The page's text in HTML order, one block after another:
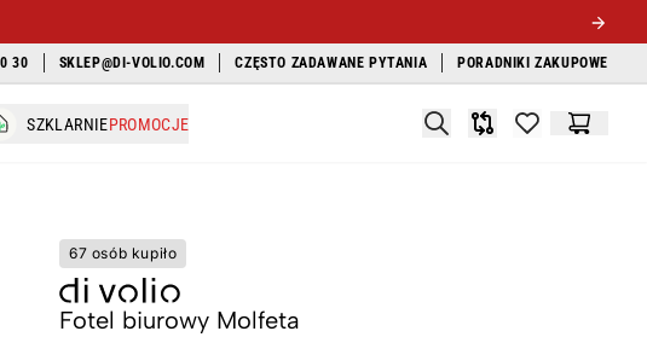
30 SKLEP@DI-VOLIO.COM CZĘSTO ZADAWANE PYTANIA PORADNIKI ZAKUPOWE
SZKLARNIEPROMOCJE SearchPorównywarka
items inKoszyk
67 osób kupiło
Fotel biurowy Molfeta